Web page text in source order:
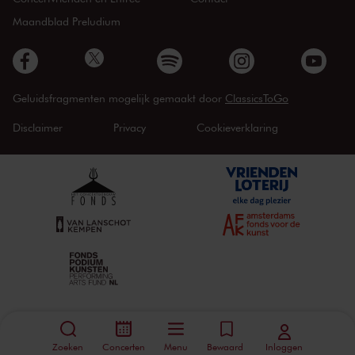
Zoeken Concerten Menu Bewaard Inloggen
Maandblad Preludium
Geluidsfragmenten mogelijk gemaakt door ClassicsToGo
Disclaimer Privacy Cookieverklaring